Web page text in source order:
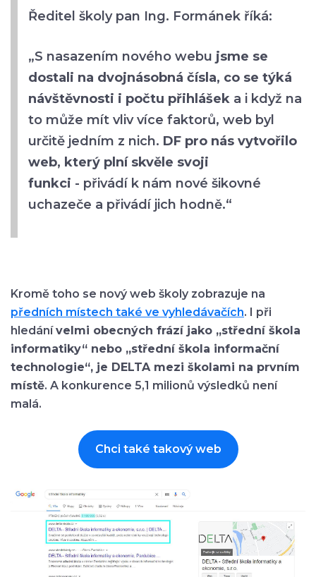
Ředitel školy pan Ing. Formánek říká:
„S nasazením nového webu jsme se
dostali na dvojnásobná čísla, co se týká
návštěvnosti i počtu přihlášek a i když na
to může mít vliv více faktorů, web byl
určitě jedním z nich. DF pro nás vytvořilo
web, který plní skvěle svoji
funkci - přivádí k nám nové šikovné
uchazeče a přivádí jich hodně.“
Kromě toho se nový web školy zobrazuje na
předních místech také ve vyhledávačích. I při
hledánívelmi obecných frází jako „střední škola
informatiky“ nebo „střední škola informační
technologie“, je DELTA mezi školami na prvním
místě. A konkurence 5,1 milionů výsledků není
malá.
Chci také takový web